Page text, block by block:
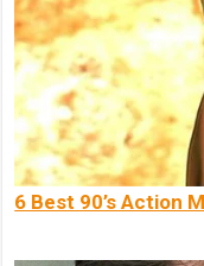
6 Best 90’s Action